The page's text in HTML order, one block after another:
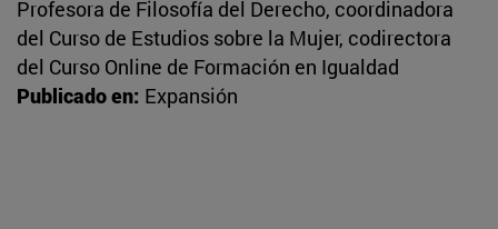
Profesora de Filosofía del Derecho, coordinadora
del Curso de Estudios sobre la Mujer, codirectora
del Curso Online de Formación en Igualdad
Publicado en: Expansión